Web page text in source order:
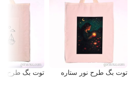
توت بگ طرح نور ستاره توت بگ طرح